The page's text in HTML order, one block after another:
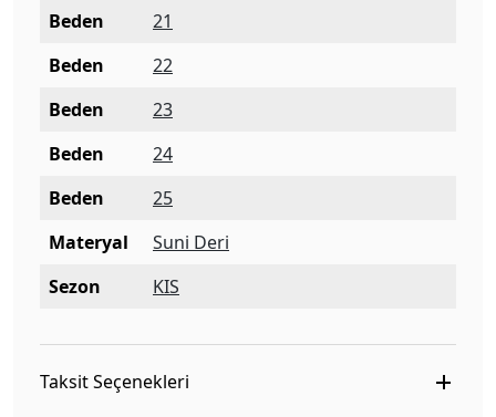
Beden
21
Beden
22
Beden
23
Beden
24
Beden
25
Materyal
Suni Deri
Sezon
KIS
Taksit Seçenekleri